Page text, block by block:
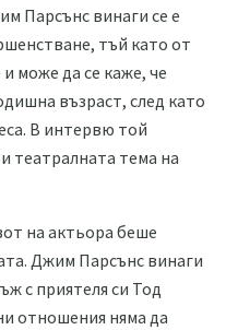
Парсънс винаги се е
тъй като от
може да се каже, че
възраст, след като
В интервю той
театралната тема на
на актьора беше
Джим Парсънс винаги
с приятеля си Тод
отношения няма да